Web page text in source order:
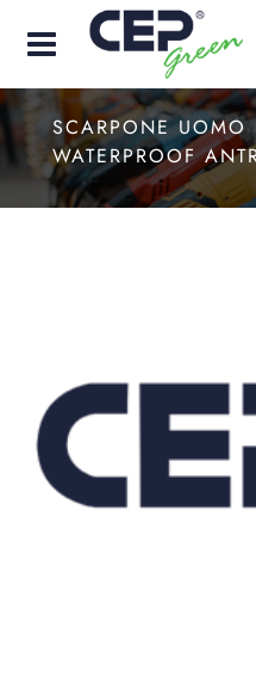
Open
SCARPONE UOMO
WATERPROOF